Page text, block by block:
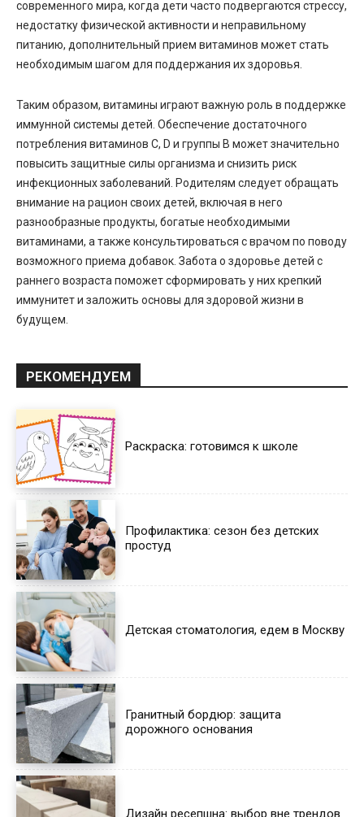
современного мира, когда дети часто подвергаются стрессу,
недостатку физической активности и неправильному
питанию, дополнительный прием витаминов может стать
необходимым шагом для поддержания их здоровья.
Таким образом, витамины играют важную роль в поддержке
иммунной системы детей. Обеспечение достаточного
потребления витаминов C, D и группы B может значительно
повысить защитные силы организма и снизить риск
инфекционных заболеваний. Родителям следует обращать
внимание на рацион своих детей, включая в него
разнообразные продукты, богатые необходимыми
витаминами, а также консультироваться с врачом по поводу
возможного приема добавок. Забота о здоровье детей с
раннего возраста поможет сформировать у них крепкий
иммунитет и заложить основы для здоровой жизни в
будущем.
РЕКОМЕНДУЕМ
Раскраска: готовимся к школе
Профилактика: сезон без детских
простуд
Детская стоматология, едем в Москву
Гранитный бордюр: защита
дорожного основания
Дизайн ресепшна: выбор вне трендов